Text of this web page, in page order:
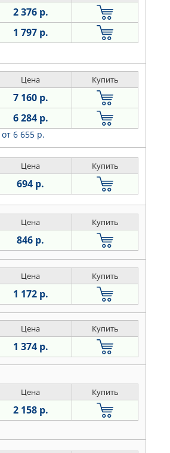
2 376 р.
1 797 р.
Цена Купить
7 160 р.
6 284 р.
от 6 655 р.
Цена Купить
694 р.
Цена Купить
846 р.
Цена Купить
1 172 р.
Цена Купить
1 374 р.
Цена Купить
2 158 р.